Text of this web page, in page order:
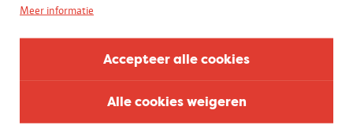
Meer informatie
Accepteer alle cookies
Alle cookies weigeren